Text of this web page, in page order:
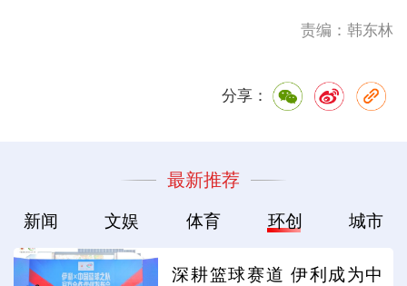
责编：韩东林
分享：
最新推荐
新闻 文娱 体育 环创 城市
深耕篮球赛道 伊利成为中